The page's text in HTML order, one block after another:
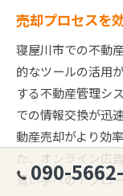
売却プロセスを
寝屋川市での不動
的なツールの活用
する不動産管理シ
での情報交換が迅
動産売却がより効
た、オンライン広
買い手へのアプロ
090-